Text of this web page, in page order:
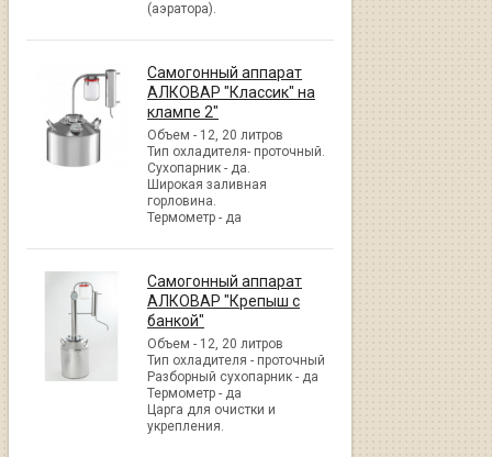
(аэратора).
Самогонный аппарат
АЛКОВАР "Классик" на
клампе 2"
Объем - 12, 20 литров
Тип охладителя- проточный.
Сухопарник - да.
Широкая заливная
горловина.
Термометр - да
Самогонный аппарат
АЛКОВАР "Крепыш с
банкой"
Объем - 12, 20 литров
Тип охладителя - проточный
Разборный сухопарник - да
Термометр - да
Царга для очистки и
укрепления.